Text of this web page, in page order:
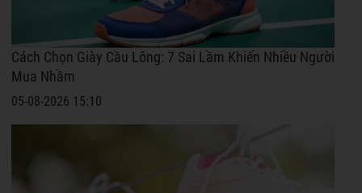
Cách Chọn Giày Cầu Lông: 7 Sai Lầm Khiến Nhiều Người
Mua Nhầm
05-08-2026 15:10